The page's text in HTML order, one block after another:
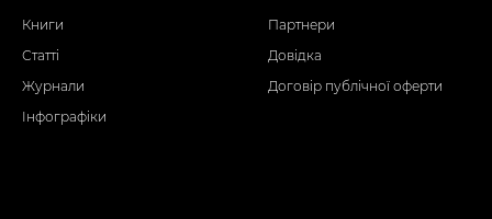
Книги
Статті
Журнали
Інфографіки
Партнери
Довідка
Договір публічної оферти